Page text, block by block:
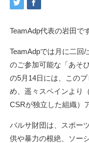
TeamAdp代表の岩田で
TeamAdpでは月に二回
のご参加可能な「あそ
の5月14日には、この
め、遥々スペインより
CSRが独立した組織）
バルサ財団は、スポー
供や暴力の根絶、ソー